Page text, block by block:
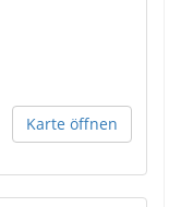
Karte öffnen